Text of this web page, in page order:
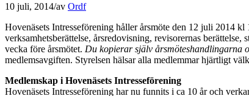
10 juli, 2014/av Ordf
Hovenäsets Intresseförening håller årsmöte den 12 juli 2014
verksamhetsberättelse, årsredovisning, revisorernas
vecka före årsmötet. Du kopierar själv årsmöteshandlingarna
medlemsavgiften. Styrelsen hälsar alla medlemmar hjärtligt
Medlemskap i Hovenäsets Intresseförening
Hovenäsets Intresseförening har nu funnits i ca 10 år och